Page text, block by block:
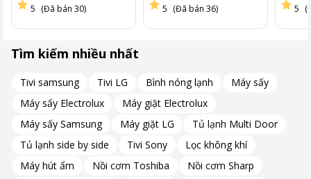
5 (Đã bán 30) 5 (Đã bán 36) 5
Tìm kiếm nhiều nhất
Tivi samsung Tivi LG Bình nóng lạnh
Máy sấy
Máy sấy Electrolux
Máy giặt Electrolux
Máy sấy Samsung
Máy giặt LG
Tủ lạnh Multi Door
Tủ lạnh side by side
Tivi Sony
Lọc không khí
Máy hút ẩm
Nồi cơm Toshiba
Nồi cơm Sharp